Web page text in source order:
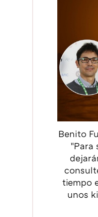
Benito
"Para
tiempo
unos